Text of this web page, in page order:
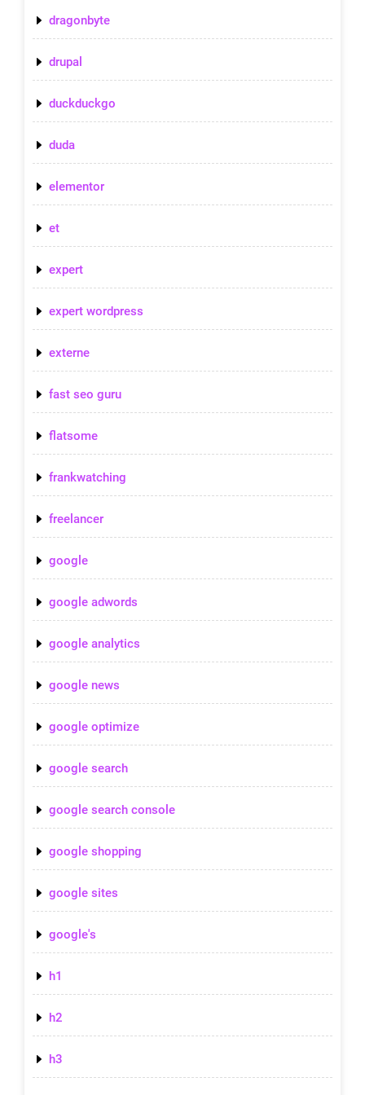
dragonbyte
drupal
duckduckgo
duda
elementor
et
expert
expert wordpress
externe
fast seo guru
flatsome
frankwatching
freelancer
google
google adwords
google analytics
google news
google optimize
google search
google search console
google shopping
google sites
google's
h1
h2
h3